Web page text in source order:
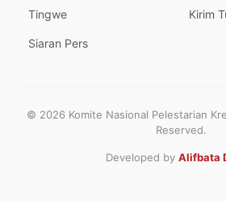
Tingwe
Siaran Pers
Kirim
© 2026 Komite Nasional Pelestarian
Reserved.
Developed by Alifbata